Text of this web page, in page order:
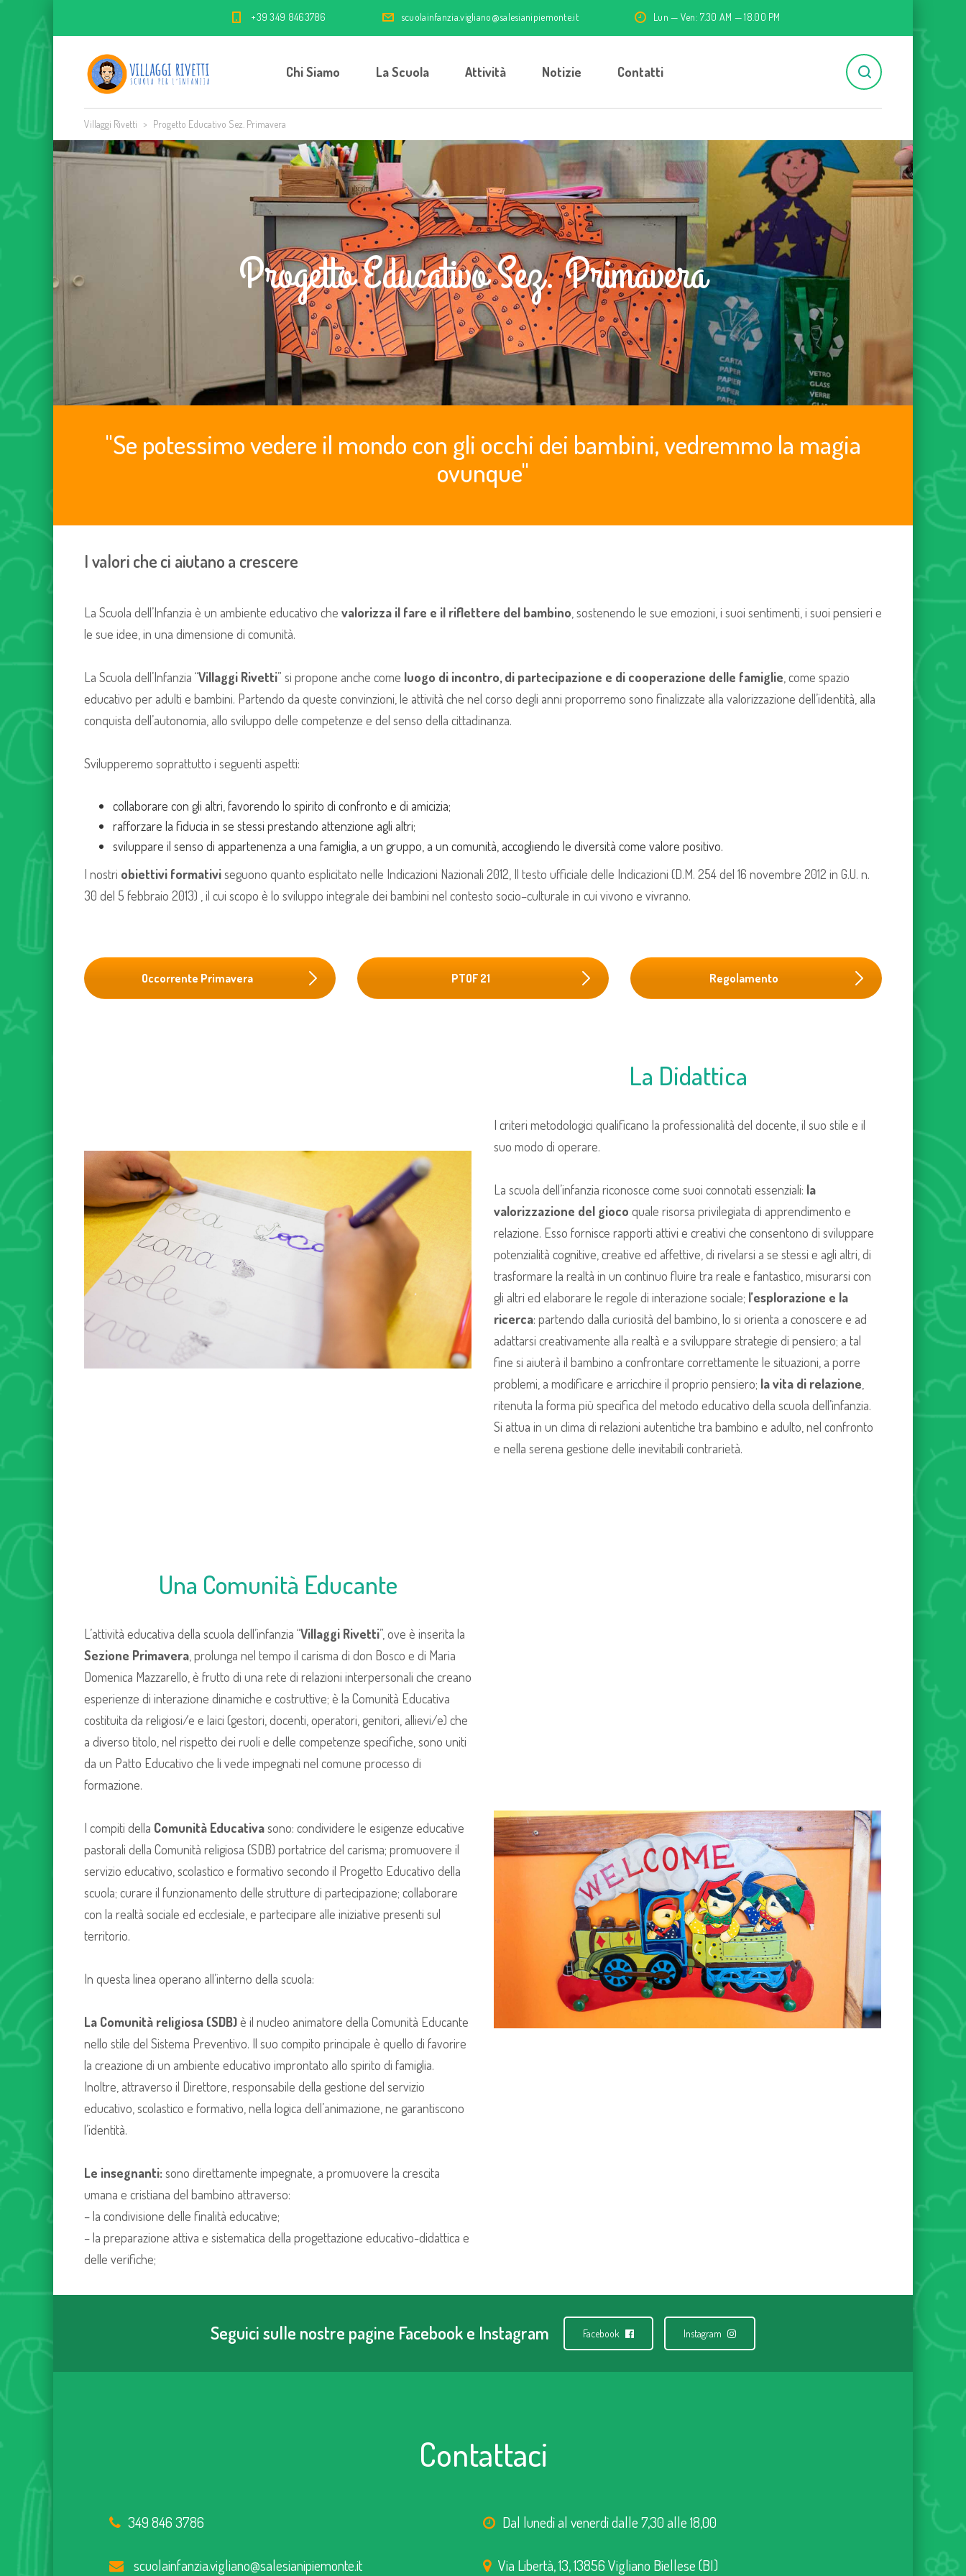
+39 349 8463786 scuolainfanzia.vigliano@salesianipiemonte.it Lun — Ven: 7.30 AM — 18.00 PM
Chi Siamo La Scuola Attività Notizie Contatti
Villaggi Rivetti > Progetto Educativo Sez. Primavera
Progetto Educativo Sez. Primavera
"Se potessimo vedere il mondo con gli occhi dei bambini, vedremmo la magia
ovunque"
I valori che ci aiutano a crescere
La Scuola dell’Infanzia è un ambiente educativo che valorizza il fare e il riflettere del bambino , sostenendo le sue emozioni, i suoi sentimenti, i suoi pensieri e
le sue idee, in una dimensione di comunità.
La Scuola dell’Infanzia “Villaggi Rivetti” si propone anche come luogo di incontro, di partecipazione e di cooperazione delle famiglie , come spazio
educativo per adulti e bambini. Partendo da queste convinzioni, le attività che nel corso degli anni proporremo sono finalizzate alla valorizzazione dell’identità, alla
conquista dell’autonomia, allo sviluppo delle competenze e del senso della cittadinanza.
Svilupperemo soprattutto i seguenti aspetti:
collaborare con gli altri, favorendo lo spirito di confronto e di amicizia;
rafforzare la fiducia in se stessi prestando attenzione agli altri;
sviluppare il senso di appartenenza a una famiglia, a un gruppo, a un comunità, accogliendo le diversità come valore positivo.
I nostri obiettivi formativiseguono quanto esplicitato nelle Indicazioni Nazionali 2012, Il testo ufficiale delle Indicazioni (D.M. 254 del 16 novembre 2012 in G.U. n.
30 del 5 febbraio 2013) , il cui scopo è lo sviluppo integrale dei bambini nel contesto socio–culturale in cui vivono e vivranno.
Occorrente Primavera PTOF 21 Regolamento
La Didattica
I criteri metodologici qualificano la professionalità del docente, il suo stile e il
suo modo di operare.
La scuola dell’infanzia riconosce come suoi connotati essenziali: la
valorizzazione del gioco quale risorsa privilegiata di apprendimento e
relazione. Esso fornisce rapporti attivi e creativi che consentono di sviluppare
potenzialità cognitive, creative ed affettive, di rivelarsi a se stessi e agli altri, di
trasformare la realtà in un continuo fluire tra reale e fantastico, misurarsi con
gli altri ed elaborare le regole di interazione sociale; l’esplorazione e la
ricerca: partendo dalla curiosità del bambino, lo si orienta a conoscere e ad
adattarsi creativamente alla realtà e a sviluppare strategie di pensiero; a tal
fine si aiuterà il bambino a confrontare correttamente le situazioni, a porre
problemi, a modificare e arricchire il proprio pensiero; la vita di relazione
ritenuta la forma più specifica del metodo educativo della scuola dell’infanzia.
Si attua in un clima di relazioni autentiche tra bambino e adulto, nel confronto
e nella serena gestione delle inevitabili contrarietà.
Una Comunità Educante
L’attività educativa della scuola dell’infanzia “Villaggi Rivetti”, ove è inserita la
Sezione Primavera , prolunga nel tempo il carisma di don Bosco e di Maria
Domenica Mazzarello, è frutto di una rete di relazioni interpersonali che creano
esperienze di interazione dinamiche e costruttive; è la Comunità Educativa
costituita da religiosi/e e laici (gestori, docenti, operatori, genitori, allievi/e) che
a diverso titolo, nel rispetto dei ruoli e delle competenze specifiche, sono uniti
da un Patto Educativo che li vede impegnati nel comune processo di
formazione.
I compiti della Comunità Educativasono: condividere le esigenze educative
pastorali della Comunità religiosa (SDB) portatrice del carisma; promuovere il
servizio educativo, scolastico e formativo secondo il Progetto Educativo della
scuola; curare il funzionamento delle strutture di partecipazione; collaborare
con la realtà sociale ed ecclesiale, e partecipare alle iniziative presenti sul
territorio.
In questa linea operano all’interno della scuola:
La Comunità religiosa (SDB)è il nucleo animatore della Comunità Educante
nello stile del Sistema Preventivo. Il suo compito principale è quello di favorire
la creazione di un ambiente educativo improntato allo spirito di famiglia.
Inoltre, attraverso il Direttore, responsabile della gestione del servizio
educativo, scolastico e formativo, nella logica dell’animazione, ne garantiscono
l’identità.
Le insegnanti:sono direttamente impegnate, a promuovere la crescita
umana e cristiana del bambino attraverso:
– la condivisione delle finalità educative;
– la preparazione attiva e sistematica della progettazione educativo-didattica e
delle verifiche;
Seguici sulle nostre pagine Facebook e Instagram Facebook Instagram
Contattaci
349 846 3786
scuolainfanzia.vigliano@salesianipiemonte.it
Dal lunedì al venerdì dalle 7,30 alle 18,00
Via Libertà, 13, 13856 Vigliano Biellese (BI)